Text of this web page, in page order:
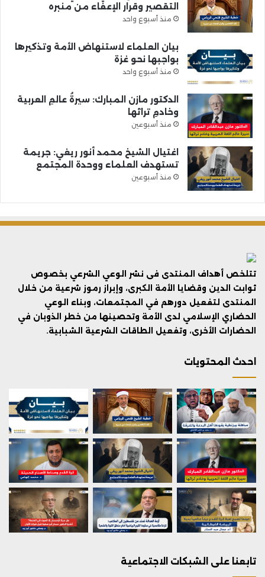
التقصير وقرار الإعفاء من منبره
منذ أسبوع واحد
بيان العلماء لاستنهاض الأمة وتذكيرها
بواجبها نحو غزة
منذ أسبوع واحد
الدكتور مازن المبارك: سيرةُ عالمِ العربية
وخادمِ تراثها
منذ أسبوعين
اغتيال الشيخ محمد أنور ريغي: جريمة
تستهدف العلماء ووحدة المجتمع
منذ أسبوعين
تتلخص أهداف المنتدى فى نشر الوعي الشرعي بخصوص
ثوابت الدين وقضايا الأمة الكبرى، وإبراز رموز شرعية من خلال
المنتدى لتفعيل دورهم في المجتمعات، وبناء الوعي
الحضاري الإسلامي لدى الأمة وتحصينها من خطر الذوبان في
الحضارات الأخرى، وتفعيل الطاقات الشرعية الشبابية.
احدث المحتويات
تابعنا على الشبكات الاجتماعية